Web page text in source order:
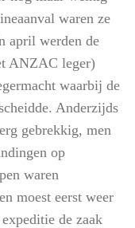
waren ze
april werden de
ANZAC leger)
waarbij de
Anderzijds
gebrekkig, men
op
waren
moest eerst weer
de zaak